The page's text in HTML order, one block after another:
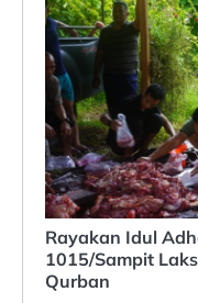
Rayakan Idul
1015/Sampit
Qurban